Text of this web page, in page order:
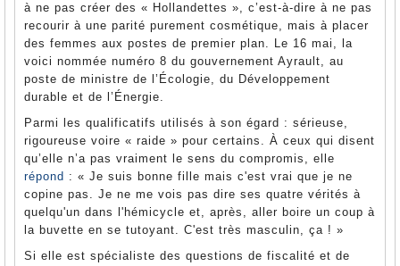
à ne pas créer des « Hollandettes », c’est-à-dire à ne pas
recourir à une parité purement cosmétique, mais à placer
des femmes aux postes de premier plan. Le 16 mai, la
voici nommée numéro 8 du gouvernement Ayrault, au
poste de ministre de l’Écologie, du Développement
durable et de l’Énergie.
Parmi les qualificatifs utilisés à son égard : sérieuse,
rigoureuse voire « raide » pour certains. À ceux qui disent
qu’elle n’a pas vraiment le sens du compromis, elle
répond : « Je suis bonne fille mais c'est vrai que je ne
copine pas. Je ne me vois pas dire ses quatre vérités à
quelqu'un dans l'hémicycle et, après, aller boire un coup à
la buvette en se tutoyant. C'est très masculin, ça ! »
Si elle est spécialiste des questions de fiscalité et de